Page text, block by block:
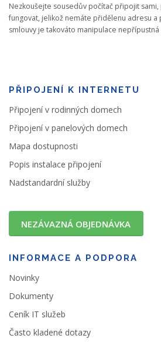
Nezkoušejte sousedův počítač připojit
fungovat, jelikož nemáte přidělenu adresu a
smlouvy je takováto manipulace
PŘIPOJENÍ K INTERNETU
Připojení v rodinných domech
Připojení v panelových domech
Mapa dostupnosti
Popis instalace připojení
Nadstandardní služby
NEZÁVAZNÁ OBJEDNÁVKA
INFORMACE A PODPORA
Novinky
Dokumenty
Ceník IT služeb
Často kladené dotazy